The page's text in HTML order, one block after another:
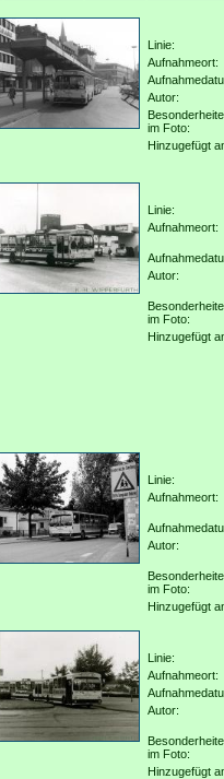
Linie:
Aufnahmeort:
Autor:
im Foto:
Hinzugefügt
Linie:
Aufnahmeort:
Autor:
im Foto:
Hinzugefügt
Linie:
Aufnahmeort:
Autor:
im Foto:
Hinzugefügt
Linie:
Aufnahmeort:
Autor:
im Foto:
Hinzugefügt